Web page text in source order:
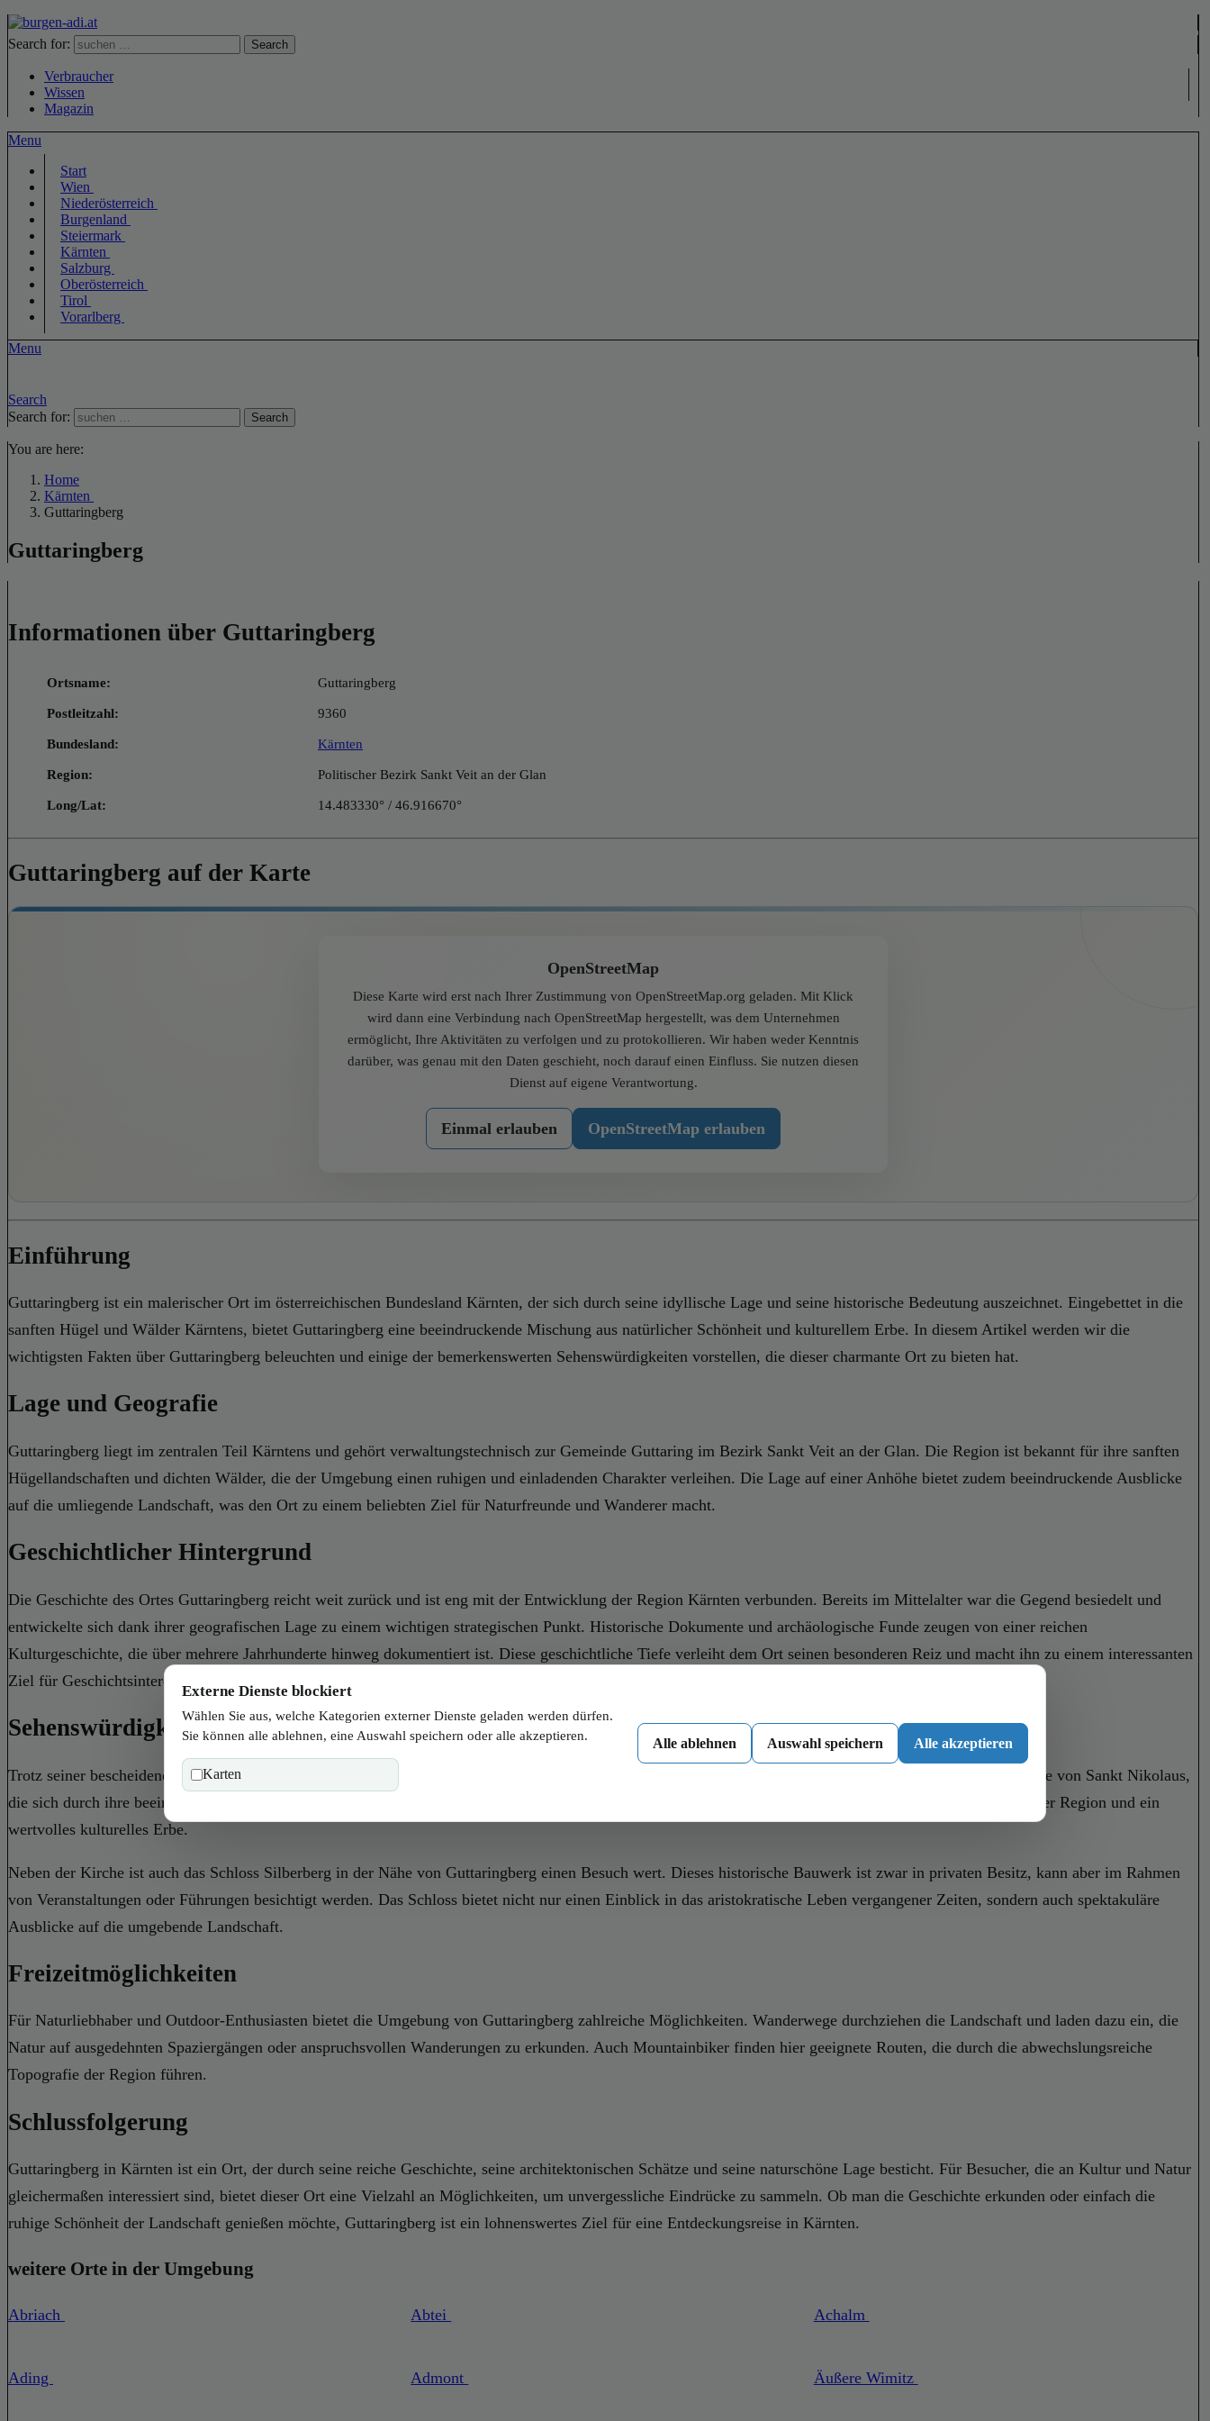
Search for: Search
Verbraucher
Wissen
Magazin
Menu
Start
Wien
Niederösterreich
Burgenland
Steiermark
Kärnten
Salzburg
Oberösterreich
Tirol
Vorarlberg
Menu
Search
Search for:
Search
You are here:
Home
Kärnten
Guttaringberg
Guttaringberg
Informationen über Guttaringberg
Ortsname: Guttaringberg
Postleitzahl: 9360
Bundesland: Kärnten
Region: Politischer Bezirk Sankt Veit an der Glan
Long/Lat: 14.483330° / 46.916670°
Guttaringberg auf der Karte
OpenStreetMap
Diese Karte wird erst nach Ihrer Zustimmung von OpenStreetMap.org geladen. Mit Klick
wird dann eine Verbindung nach OpenStreetMap hergestellt, was dem Unternehmen
ermöglicht, Ihre Aktivitäten zu verfolgen und zu protokollieren. Wir haben weder Kenntnis
darüber, was genau mit den Daten geschieht, noch darauf einen Einfluss. Sie nutzen diesen
Dienst auf eigene Verantwortung.
Einmal erlauben OpenStreetMap erlauben
Einführung
Guttaringberg ist ein malerischer Ort im österreichischen Bundesland Kärnten, der sich durch seine idyllische Lage und seine historische Bedeutung auszeichnet. Eingebettet in die
sanften Hügel und Wälder Kärntens, bietet Guttaringberg eine beeindruckende Mischung aus natürlicher Schönheit und kulturellem Erbe. In diesem Artikel werden wir die
wichtigsten Fakten über Guttaringberg beleuchten und einige der bemerkenswerten Sehenswürdigkeiten vorstellen, die dieser charmante Ort zu bieten hat.
Lage und Geografie
Guttaringberg liegt im zentralen Teil Kärntens und gehört verwaltungstechnisch zur Gemeinde Guttaring im Bezirk Sankt Veit an der Glan. Die Region ist bekannt für ihre sanften
Hügellandschaften und dichten Wälder, die der Umgebung einen ruhigen und einladenden Charakter verleihen. Die Lage auf einer Anhöhe bietet zudem beeindruckende Ausblicke
auf die umliegende Landschaft, was den Ort zu einem beliebten Ziel für Naturfreunde und Wanderer macht.
Geschichtlicher Hintergrund
Die Geschichte des Ortes Guttaringberg reicht weit zurück und ist eng mit der Entwicklung der Region Kärnten verbunden. Bereits im Mittelalter war die Gegend besiedelt und
entwickelte sich dank ihrer geografischen Lage zu einem wichtigen strategischen Punkt. Historische Dokumente und archäologische Funde zeugen von einer reichen
Kulturgeschichte, die über mehrere Jahrhunderte hinweg dokumentiert ist. Diese geschichtliche Tiefe verleiht dem Ort seinen besonderen Reiz und macht ihn zu einem interessanten
Ziel für Geschichtsinteressierte.
Sehenswürdigkeiten in Guttaringberg
Trotz seiner bescheidenen Größe bietet Guttaringberg einige interessante Sehenswürdigkeiten, die es wert sind, besucht zu werden. Ein Highlight ist die Kirche von Sankt Nikolaus,
die sich durch ihre beeindruckende Architektur und ihre kunstvollen Fresken auszeichnet. Diese Pfarrkirche ist ein Paradebeispiel für die religiöse Baukunst der Region und ein
wertvolles kulturelles Erbe.
Neben der Kirche ist auch das Schloss Silberberg in der Nähe von Guttaringberg einen Besuch wert. Dieses historische Bauwerk ist zwar in privaten Besitz, kann aber im Rahmen
von Veranstaltungen oder Führungen besichtigt werden. Das Schloss bietet nicht nur einen Einblick in das aristokratische Leben vergangener Zeiten, sondern auch spektakuläre
Ausblicke auf die umgebende Landschaft.
Freizeitmöglichkeiten
Für Naturliebhaber und Outdoor-Enthusiasten bietet die Umgebung von Guttaringberg zahlreiche Möglichkeiten. Wanderwege durchziehen die Landschaft und laden dazu ein, die
Natur auf ausgedehnten Spaziergängen oder anspruchsvollen Wanderungen zu erkunden. Auch Mountainbiker finden hier geeignete Routen, die durch die abwechslungsreiche
Topografie der Region führen.
Schlussfolgerung
Guttaringberg in Kärnten ist ein Ort, der durch seine reiche Geschichte, seine architektonischen Schätze und seine naturschöne Lage besticht. Für Besucher, die an Kultur und Natur
gleichermaßen interessiert sind, bietet dieser Ort eine Vielzahl an Möglichkeiten, um unvergessliche Eindrücke zu sammeln. Ob man die Geschichte erkunden oder einfach die
ruhige Schönheit der Landschaft genießen möchte, Guttaringberg ist ein lohnenswertes Ziel für eine Entdeckungsreise in Kärnten.
weitere Orte in der Umgebung
Abriach Abtei Achalm
Ading Admont Äußere Wimitz
Externe Dienste blockiert
Wählen Sie aus, welche Kategorien externer Dienste geladen werden dürfen.
Sie können alle ablehnen, eine Auswahl speichern oder alle akzeptieren.
Karten
Alle ablehnen Auswahl speichern Alle akzeptieren